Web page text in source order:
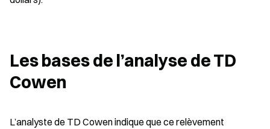
Les bases de l’analyse de TD
Cowen
L’analyste de TD Cowen indique que ce relèvement